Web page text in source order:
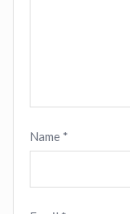
Name *